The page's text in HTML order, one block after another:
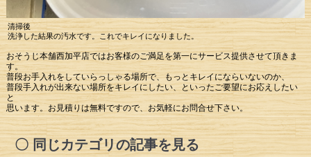
清掃後
洗浄した結果の汚水です。これでキレイになりました。
おそうじ本舗西加平店ではお客様のご満足を第一にサービス提供させて頂きま
す。
普段お手入れをしていらっしゃる場所で、もっとキレイにならいないのか、
普段手入れが出来ない場所をキレイにしたい、といったご要望にお応えしたい
と
思います。お見積りは無料ですので、お気軽にお問合せ下さい。
同じカテゴリの記事を見る